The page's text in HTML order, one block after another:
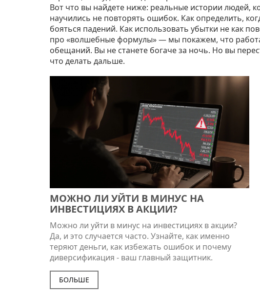
Вот что вы найдете ниже: реальные истории людей,
научились не повторять ошибок. Как определить,
бояться падений. Как использовать убытки не как
про «волшебные формулы» — мы покажем, что
обещаний. Вы не станете богаче за ночь. Но вы
что делать дальше.
МОЖНО ЛИ УЙТИ В МИНУС НА
ИНВЕСТИЦИЯХ В АКЦИИ?
Можно ли уйти в минус на инвестициях в акции?
Да, и это случается часто. Узнайте, как именно
теряют деньги, как избежать ошибок и почему
диверсификация - ваш главный защитник.
БОЛЬШЕ